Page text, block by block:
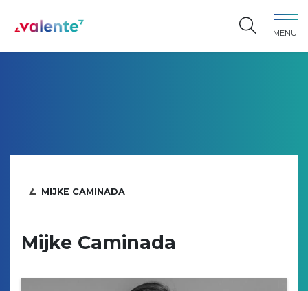
MENU
MIJKE CAMINADA
Mijke Caminada